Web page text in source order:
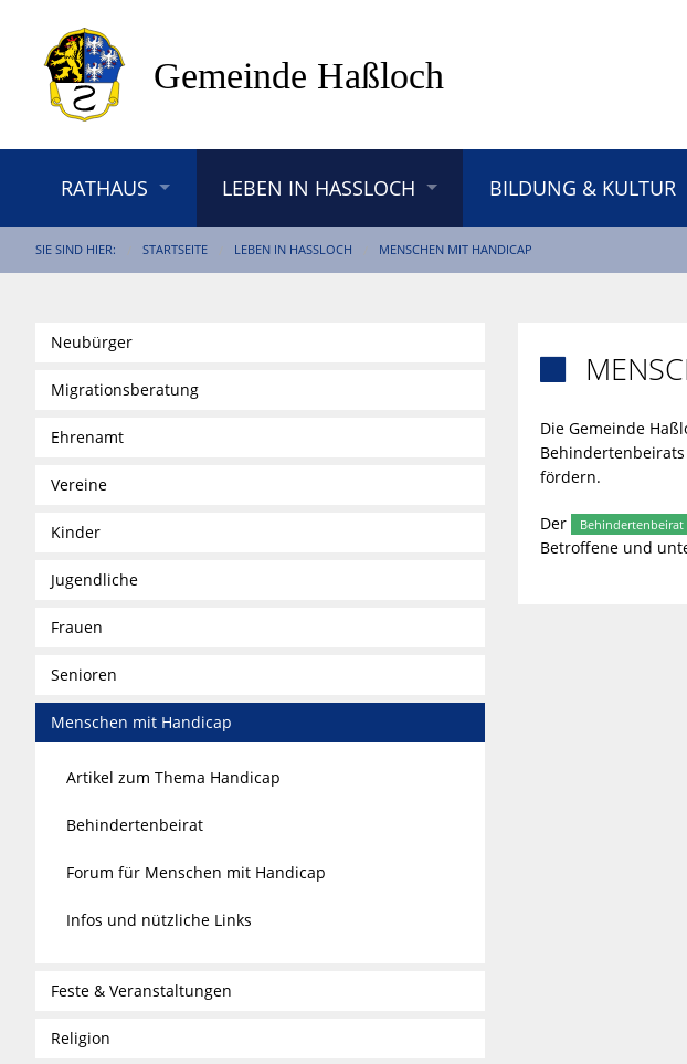
RATHAUS LEBEN IN HASSLOCH BILDUNG & KULTUR
SIE SIND HIER: STARTSEITE LEBEN IN HASSLOCH MENSCHEN MIT HANDICAP
Die Gemeinde
fördern.
Der Behindertenbeirat
Betroffene und
Neubürger
Migrationsberatung
Ehrenamt
Vereine
Kinder
Jugendliche
Frauen
Senioren
Menschen mit Handicap
Artikel zum Thema Handicap
Behindertenbeirat
Forum für Menschen mit Handicap
Infos und nützliche Links
Feste & Veranstaltungen
Religion